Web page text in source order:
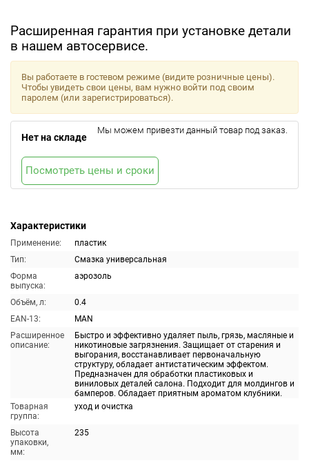
Расширенная гарантия при установке детали
в нашем автосервисе.
Характеристики
Применение:
пластик
Тип:
Смазка универсальная
Форма
выпуска:
аэрозоль
Объём, л:
0.4
EAN-13:
MAN
Расширенное
описание:
Быстро и эффективно удаляет пыль, грязь, масляные и
никотиновые загрязнения. Защищает от старения и
выгорания, восстанавливает первоначальную
структуру, обладает антистатическим эффектом.
Предназначен для обработки пластиковых и
виниловых деталей салона. Подходит для молдингов и
бамперов. Обладает приятным ароматом клубники.
Товарная
группа:
уход и очистка
Высота
упаковки,
мм:
235
Вы работаете в гостевом режиме (видите розничные цены).
Чтобы увидеть свои цены, вам нужно войти под своим
паролем (или зарегистрироваться).
Нет на складе
Мы можем привезти данный товар под заказ.
Посмотреть цены и сроки